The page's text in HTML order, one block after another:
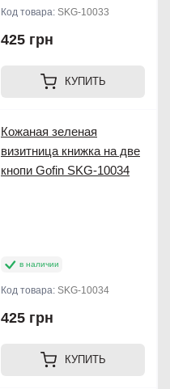
Код товара: SKG-10033
425 грн
КУПИТЬ
Кожаная зеленая
визитница книжка на две
кнопи Gofin SKG-10034
в наличии
Код товара: SKG-10034
425 грн
КУПИТЬ